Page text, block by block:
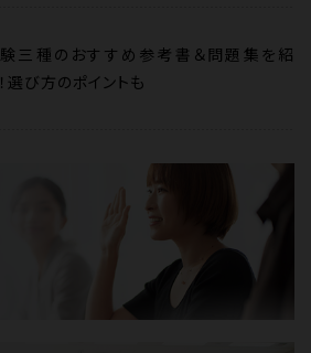
三種のおすすめ参考書＆問題集を紹
選び方のポイントも